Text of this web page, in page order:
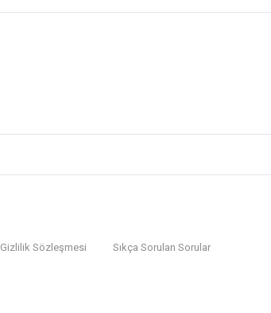
Gizlilik Sözleşmesi Sıkça Sorulan Sorular